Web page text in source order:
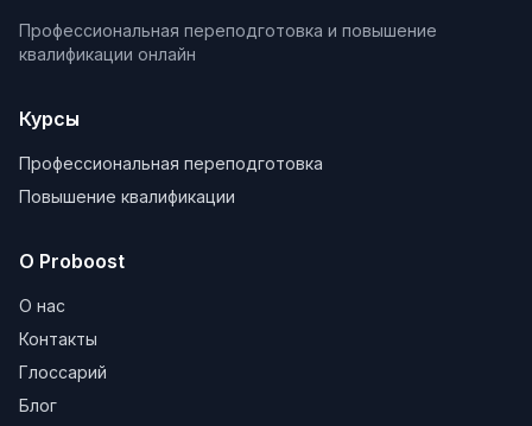
Профессиональная переподготовка и повышение
квалификации онлайн
Курсы
Профессиональная переподготовка
Повышение квалификации
О Proboost
О нас
Контакты
Глоссарий
Блог